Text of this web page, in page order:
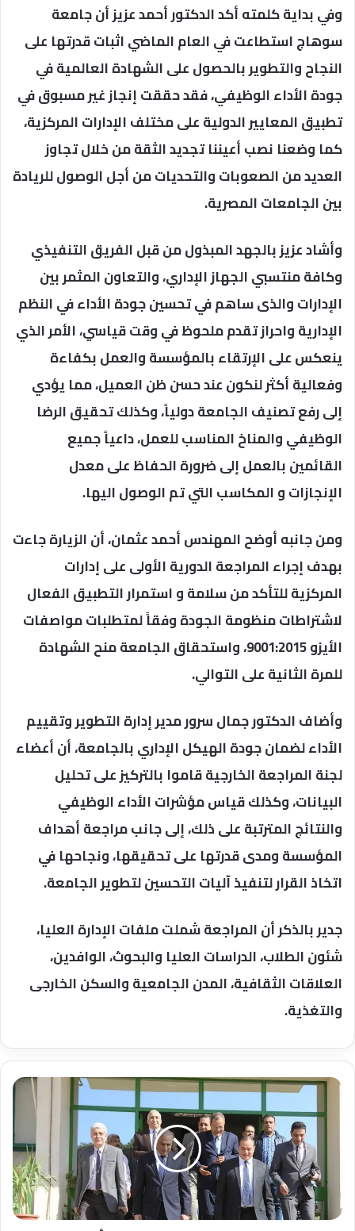
وفي بداية كلمته أكد الدكتور أحمد عزيز أن جامعة
سوهاج استطاعت في العام الماضي اثبات قدرتها على
النجاح والتطوير بالحصول على الشهادة العالمية في
جودة الأداء الوظيفي، فقد حققت إنجاز غير مسبوق في
تطبيق المعايير الدولية على مختلف الإدارات المركزية،
كما وضعنا نصب أعيننا تجديد الثقة من خلال تجاوز
العديد من الصعوبات والتحديات من أجل الوصول للريادة
بين الجامعات المصرية.
وأشاد عزيز بالجهد المبذول من قبل الفريق التنفيذي
وكافة منتسبي الجهاز الإداري، والتعاون المثمر بين
الإدارات والذى ساهم في تحسين جودة الأداء في النظم
الإدارية واحراز تقدم ملحوظ في وقت قياسي، الأمر الذي
ينعكس على الإرتقاء بالمؤسسة والعمل بكفاءة
وفعالية أكثر لنكون عند حسن ظن العميل، مما يؤدي
إلى رفع تصنيف الجامعة دولياً، وكذلك تحقيق الرضا
الوظيفي والمناخ المناسب للعمل، داعياً جميع
القائمين بالعمل إلى ضرورة الحفاظ على معدل
الإنجازات و المكاسب التي تم الوصول اليها.
ومن جانبه أوضح المهندس أحمد عثمان، أن الزيارة جاءت
بهدف إجراء المراجعة الدورية الأولى على إدارات
المركزية للتأكد من سلامة و استمرار التطبيق الفعال
لاشتراطات منظومة الجودة وفقاً لمتطلبات مواصفات
الأيزو 9001:2015، واستحقاق الجامعة منح الشهادة
للمرة الثانية على التوالي.
وأضاف الدكتور جمال سرور مدير إدارة التطوير وتقييم
الأداء لضمان جودة الهيكل الإداري بالجامعة، أن أعضاء
لجنة المراجعة الخارجية قاموا بالتركيز على تحليل
البيانات، وكذلك قياس مؤشرات الأداء الوظيفي
والنتائج المترتبة على ذلك، إلى جانب مراجعة أهداف
المؤسسة ومدى قدرتها على تحقيقها، ونجاحها في
اتخاذ القرار لتنفيذ آليات التحسين لتطوير الجامعة.
جدير بالذكر أن المراجعة شملت ملفات الإدارة العليا،
شئون الطلاب، الدراسات العليا والبحوث، الوافدين،
العلاقات الثقافية، المدن الجامعية والسكن الخارجى
والتغذية.
محافظ
يبحث
الجامعة
أوجه
التعاون
المشترك